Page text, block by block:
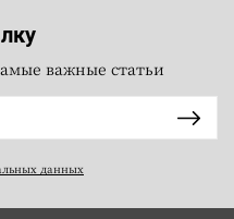
важные статьи
данных